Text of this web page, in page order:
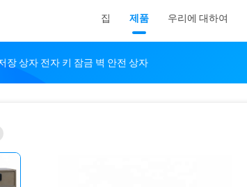
집 제품 우리에 대하여
장 상자 전자 키 잠금 벽 안전 상자